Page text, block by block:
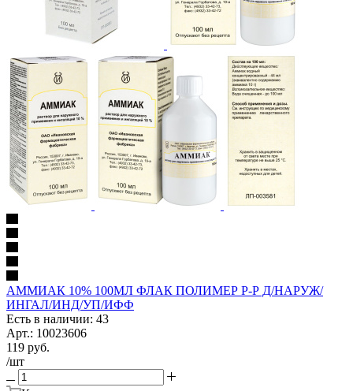
АММИАК 10% 100МЛ ФЛАК ПОЛИМЕР Р-Р Д/НАРУЖ/
ИНГАЛ/ИНД/УП/ИФФ
Есть в наличии: 43
Арт.: 10023606
119 руб.
/шт